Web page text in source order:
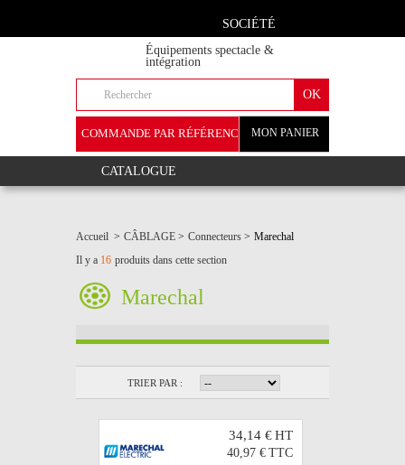
SOCIÉTÉ
Équipements spectacle &
intégration
MON PANIER
COMMANDE PAR RÉFÉRENCE
CATALOGUE
Accueil > CÂBLAGE > Connecteurs > Marechal
Il y a 16 produits dans cette section
Marechal
TRIER PAR :
34,14 €HT
40,97 € TTC